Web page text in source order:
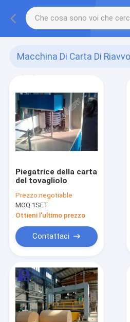
Macchina Di Carta Di
Piegatrice della carta
del tovagliolo
Prezzo:negotiable
MOQ:1SET
Ottieni l'ultimo prezzo
Contattaci